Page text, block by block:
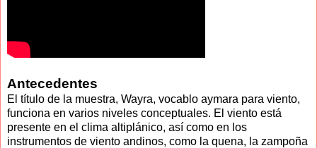
Antecedentes
El título de la muestra, Wayra, vocablo aymara para viento,
funciona en varios niveles conceptuales. El viento está
presente en el clima altiplánico, así como en los
instrumentos de viento andinos, como la quena, la zampoña